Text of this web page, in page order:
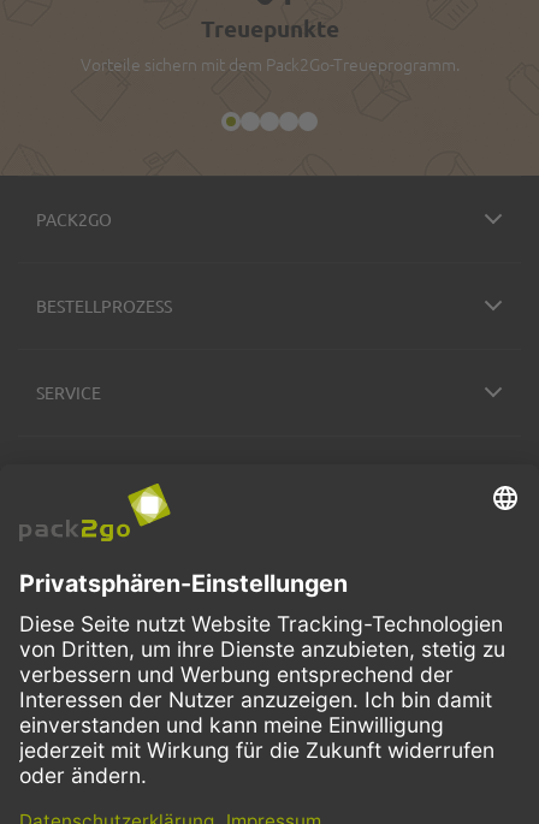
Treuepunkte
Vorteile sichern mit dem Pack2Go-Treueprogramm.
PACK2GO
BESTELLPROZESS
SERVICE
VERSANDARTEN
FacebookInstagramLinkedIn